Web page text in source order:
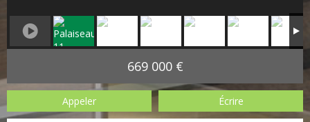
669 000 €
Appeler Écrire